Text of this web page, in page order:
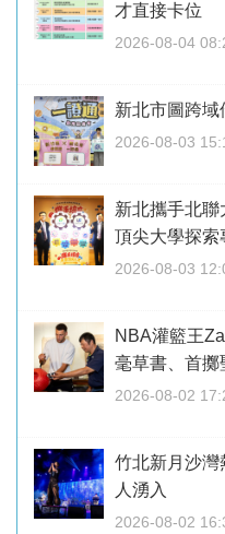
才直接卡位
2026-08-04
新北市圖跨
2026-08-03
新北攜手北
頂尖大學探索
2026-08-03
NBA灌籃王
毫草書、首擲
2026-08-02
竹北新月沙
人湧入
2026-08-02